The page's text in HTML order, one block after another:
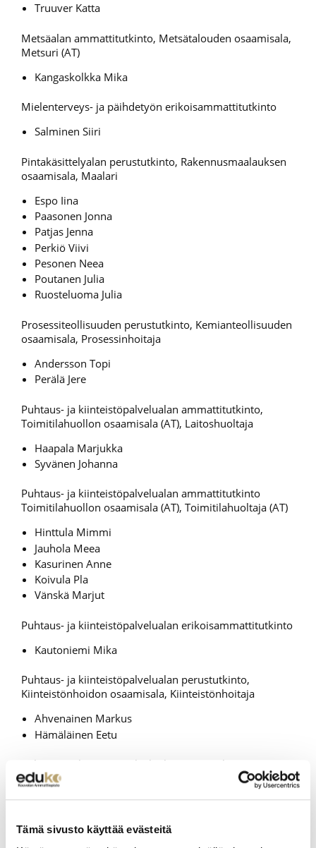
Tämä sivusto käyttää evästeitä
Truuver Katta
Metsäalan ammattitutkinto, Metsätalouden osaamisala,
Metsuri (AT)
Kangaskolkka Mika
Mielenterveys- ja päihdetyön erikoisammattitutkinto
Salminen Siiri
Pintakäsittelyalan perustutkinto, Rakennusmaalauksen
osaamisala, Maalari
Espo Iina
Paasonen Jonna
Patjas Jenna
Perkiö Viivi
Pesonen Neea
Poutanen Julia
Ruosteluoma Julia
Prosessiteollisuuden perustutkinto, Kemianteollisuuden
osaamisala, Prosessinhoitaja
Andersson Topi
Perälä Jere
Puhtaus- ja kiinteistöpalvelualan ammattitutkinto,
Toimitilahuollon osaamisala (AT), Laitoshuoltaja
Haapala Marjukka
Syvänen Johanna
Puhtaus- ja kiinteistöpalvelualan ammattitutkinto
Toimitilahuollon osaamisala (AT), Toimitilahuoltaja (AT)
Hinttula Mimmi
Jauhola Meea
Kasurinen Anne
Koivula Pla
Vänskä Marjut
Puhtaus- ja kiinteistöpalvelualan erikoisammattitutkinto
Kautoniemi Mika
Puhtaus- ja kiinteistöpalvelualan perustutkinto,
Kiinteistönhoidon osaamisala, Kiinteistönhoitaja
Ahvenainen Markus
Hämäläinen Eetu
Puhtaus- ja kiinteistöpalvelualan perustutkinto,
Toimitilahuollon osaamisala, Toimitilahuoltaja
Kompanets Valentina
Rakennusalan perustutkinto, Talonrakennuksen